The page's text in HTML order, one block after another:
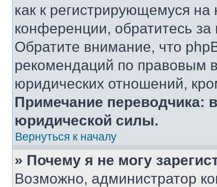
как к регистрирующемуся
конференции, обратитесь
Обратите внимание, что
рекомендаций по правовым
юридических отношений,
Примечание переводчика:
юридической силы.
Вернуться к началу
» Почему я не могу
Возможно, администратор